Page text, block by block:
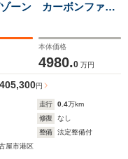
ーン カーボンファイ
ンリフター 新車取
本体価格
4980.0 万円
405,300円
走行 0.4万km
修復
なし
整備
法定整備付
屋市港区